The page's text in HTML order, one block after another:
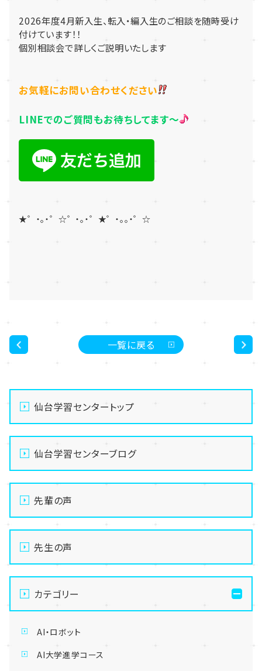
2026年度4月新入生、転入・編入生のご相談を随時受け
付けています！！
個別相談会で詳しくご説明いたします
お気軽にお問い合わせください
LINEでのご質問もお待ちしてます～
★゜・。・゜☆゜・。・゜★゜・。。・゜☆
一覧に戻る
仙台学習センタートップ
仙台学習センターブログ
先輩の声
先生の声
カテゴリー
AI・ロボット
AI大学進学コース